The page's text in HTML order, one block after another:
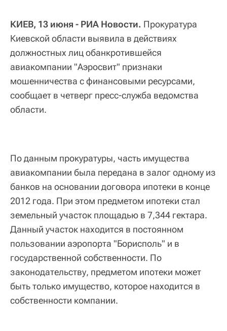
КИЕВ, 13 июня - РИА Новости. Прокуратура
Киевской области выявила в действиях
должностных лиц обанкротившейся
авиакомпании "Аэросвит" признаки
мошенничества с финансовыми ресурсами,
сообщает в четверг пресс-служба ведомства
области.
По данным прокуратуры, часть имущества
авиакомпании была передана в залог одному из
банков на основании договора ипотеки в конце
2012 года. При этом предметом ипотеки стал
земельный участок площадью в 7,344 гектара.
Данный участок находится в постоянном
пользовании аэропорта "Борисполь" и в
государственной собственности. По
законодательству, предметом ипотеки может
быть только имущество, которое находится в
собственности компании.